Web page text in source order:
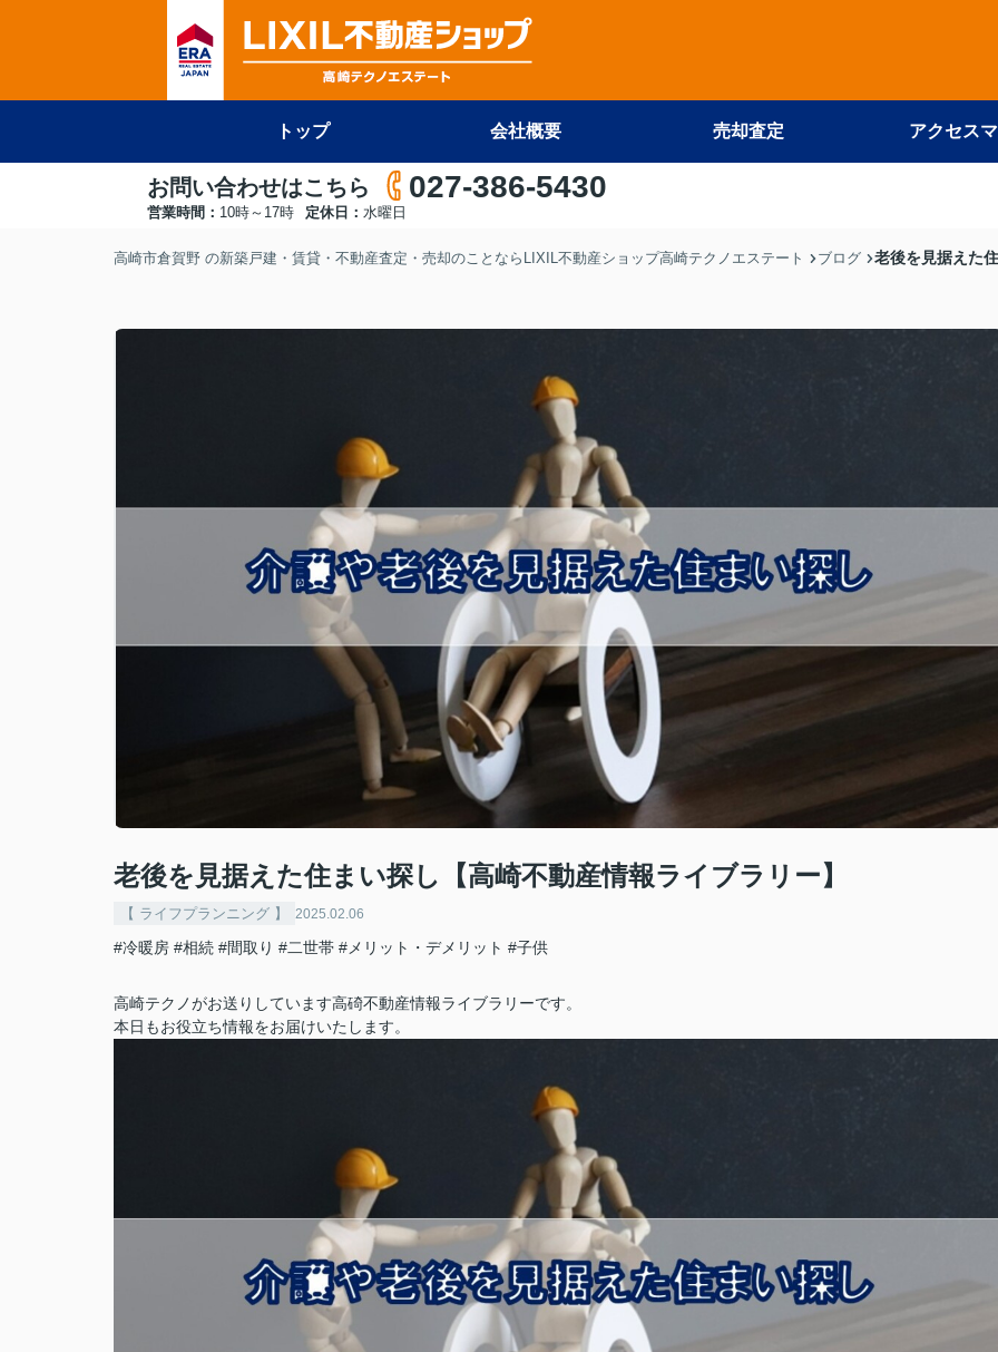
トップ 会社概要 売却査定 アクセス
お問い合わせはこちら 027-386-5430
営業時間： 10時～17時 定休日： 水曜日
高崎市倉賀野 の新築戸建・賃貸・不動産査定・売却のことならLIXIL不動産ショップ高崎テクノエステート ブログ 老後を見据えた
老後を見据えた住まい探し【高崎不動産情報ライブラリー】
【 ライフプランニング 】 2025.02.06
#冷暖房 #相続 #間取り #二世帯 #メリット・デメリット #子供
高崎テクノがお送りしています高碕不動産情報ライブラリーです。
本日もお役立ち情報をお届けいたします。